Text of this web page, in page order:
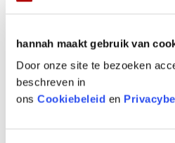
hannah maakt gebruik van
Door onze site te bezoeken
beschreven in
ons Cookiebeleid en
Bloed, zweet en
Een verwenmoment,
cadeau